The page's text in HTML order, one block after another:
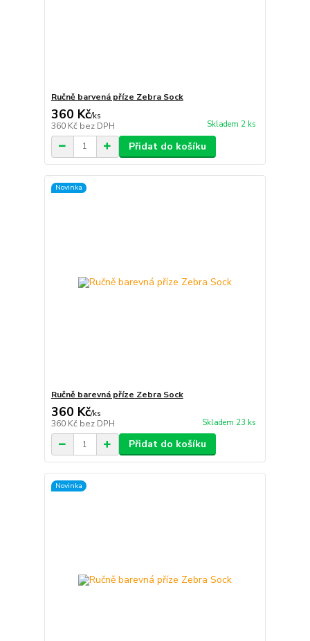
Ručně barvená příze Zebra Sock
360 Kč/ks
360 Kč bez DPH Skladem 2 ks
Přidat do košíku
Novinka
Ručně barevná příze Zebra Sock
360 Kč/ks
360 Kč bez DPH Skladem 23 ks
Přidat do košíku
Novinka